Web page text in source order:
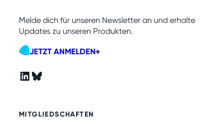
Melde dich für unseren Newsletter an und erhalte
Updates zu unseren Produkten.
JETZT ANMELDEN
LinkedIn Bluesky
MITGLIEDSCHAFTEN